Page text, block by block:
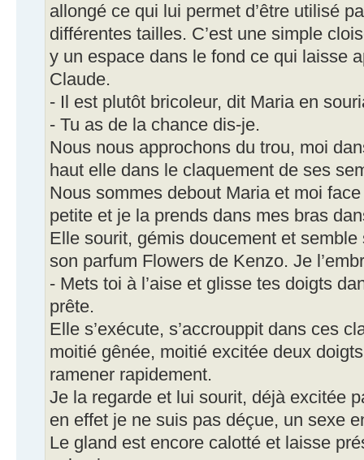
allongé ce qui lui permet d’être utilisé
différentes tailles. C’est une simple
y un espace dans le fond ce qui laisse
Claude.
- Il est plutôt bricoleur, dit Maria en
- Tu as de la chance dis-je.
Nous nous approchons du trou, moi
haut elle dans le claquement de ses
Nous sommes debout Maria et moi
petite et je la prends dans mes bras
Elle sourit, gémis doucement et
son parfum Flowers de Kenzo. Je
- Mets toi à l’aise et glisse tes doigts
prête.
Elle s’exécute, s’accrouppit dans ces
moitié gênée, moitié excitée deux
ramener rapidement.
Je la regarde et lui sourit, déjà excitée
en effet je ne suis pas déçue, un sexe
Le gland est encore calotté et laisse